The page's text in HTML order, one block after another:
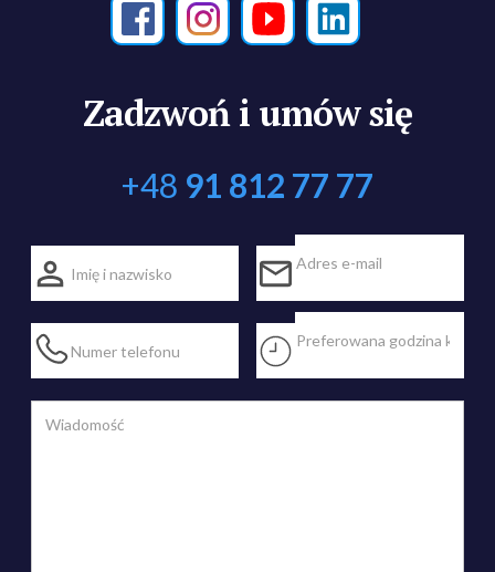
Zadzwoń i umów się
+48 91 812 77 77